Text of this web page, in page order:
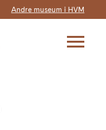
Andre museum i HVM